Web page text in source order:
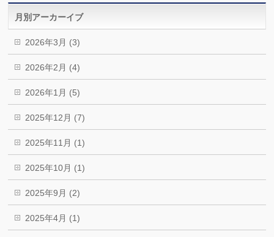
月別アーカーイブ
2026年3月 (3)
2026年2月 (4)
2026年1月 (5)
2025年12月 (7)
2025年11月 (1)
2025年10月 (1)
2025年9月 (2)
2025年4月 (1)